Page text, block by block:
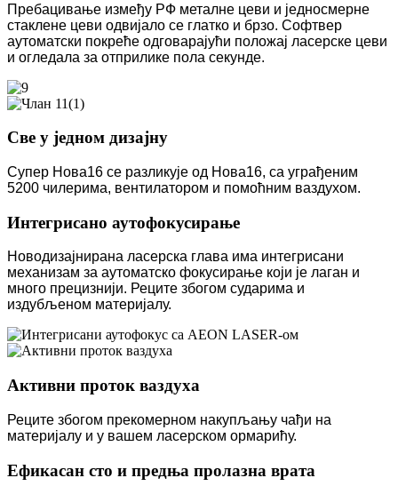
Пребацивање између РФ металне цеви и једносмерне
стаклене цеви одвијало се глатко и брзо. Софтвер
аутоматски покреће одговарајући положај ласерске цеви
и огледала за отприлике пола секунде.
Све у једном дизајну
Супер Нова16 се разликује од Нова16, са уграђеним
5200 чилерима, вентилатором и помоћним ваздухом.
Интегрисано аутофокусирање
Новодизајнирана ласерска глава има интегрисани
механизам за аутоматско фокусирање који је лаган и
много прецизнији. Реците збогом сударима и
издубљеном материјалу.
Активни проток ваздуха
Реците збогом прекомерном накупљању чађи на
материјалу и у вашем ласерском ормарићу.
Ефикасан сто и предња пролазна врата